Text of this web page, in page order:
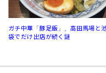
ガチ中華「豚足飯」、高田馬場と
袋でだけ出店が続く謎